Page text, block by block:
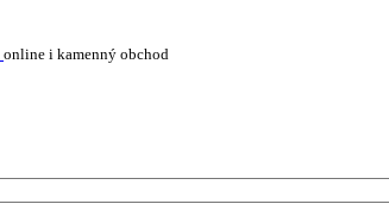
online i kamenný obchod